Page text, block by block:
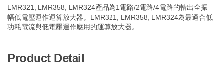
LMR321, LMR358, LMR324產品為1電路/2電路/4電路的輸出全振
幅低電壓運作運算放大器。LMR321, LMR358, LMR324為最適合低
功耗電流與低電壓運作應用的運算放大器。
Product Detail